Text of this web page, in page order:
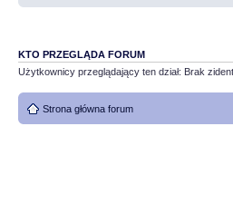
KTO PRZEGLĄDA FORUM
Użytkownicy przeglądający ten dział: Brak
Strona główna forum